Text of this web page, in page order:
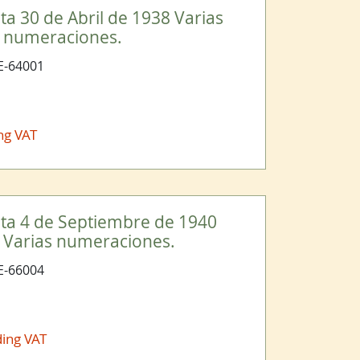
30 de Abril de 1938 Varias
64001
VAT
4 de Septiembre de 1940
numeraciones.
66004
VAT